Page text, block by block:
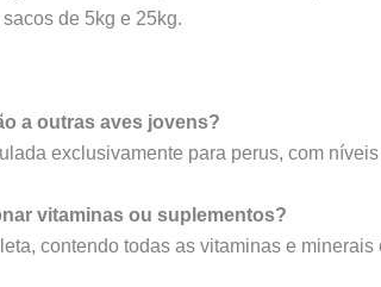
de 5kg e 25kg.
a outras aves jovens?
exclusivamente para perus, com
vitaminas ou suplementos?
contendo todas as vitaminas e